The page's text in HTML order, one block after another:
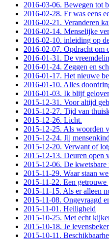
2016-03-06. Bewegen tot
2016-02-28. Er was eens
2016-02-21. Veranderen
2016-02-14. Menselijke
2016-02-10. inleiding op
2016-02-07. Opdracht om
2016-01-31. De
2016-01-24. Zeggen en
2016-01-17. Het nieuwe
2016-01-10. Alles
2016-01-03. Ik blijf
2015-12-31. Voor altijd
2015-12-27. Tijd van
2015-12-26. Licht.
2015-12-25. Als woorden
2015-12-24. Jij
2015-12-20. Verwant of
2015-12-13. Deuren open
2015-12-06. De kwetsbare
2015-11-29. Waar staan
2015-11-22. Een getrouwe
2015-11-15. Als er alleen
2015-11-08. Ongevraagd
2015-11-01. Heiligheid
2015-10-25. Met echt
2015-10-18. Je
2015-10-11.